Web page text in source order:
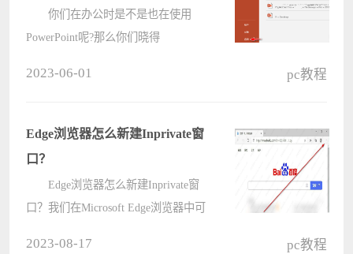
你们在办公时是不是也在使用
PowerPoint呢?那么你们晓得
PowerPoint如何启用宏?
PowerPoint启用????
2023-06-01 pc教程
Edge浏览器怎么新建Inprivate窗
口？
Edge浏览器怎么新建Inprivate窗
口？我们在Microsoft Edge浏览器中可
2023-08-17 pc教程